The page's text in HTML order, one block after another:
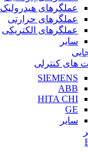
عملگرهای هیدرولیک
عملگرهای حرارتی
عملگرهای الکتریکی
سایر
های کنترلی
SIEMENS
ABB
HITA CHI
GE
سایر